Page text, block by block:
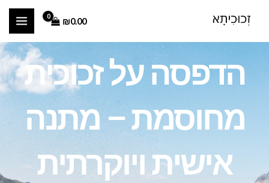
לתוכן
₪0.00
הדפסה על זכוכית
מחוסמת – מתנה
אישית ויוקרתית